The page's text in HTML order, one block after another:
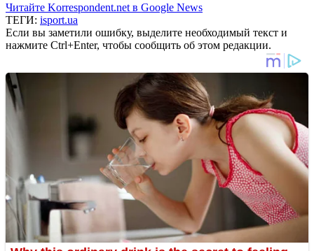
Читайте Korrespondent.net в Google News
ТЕГИ: isport.ua
Если вы заметили ошибку, выделите необходимый текст и
нажмите Ctrl+Enter, чтобы сообщить об этом редакции.